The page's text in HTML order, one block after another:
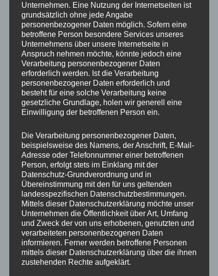
Lieferzeit:1 bis 3 Werktage
Beschreibung
Zusätzliche Informationen
Produktsicherheit
Rezensionen (0)
https://concaverwheels.com/upload/files/Festigkeitsgutacht
en-CVR4-2090-58188100d.pdf
Ähnliche Produkte
Unternehmen. Eine Nutzung der Internetseiten ist
grundsätzlich ohne jede Angabe
personenbezogener Daten möglich. Sofern eine
betroffene Person besondere Services unseres
Unternehmens über unsere Internetseite in
Anspruch nehmen möchte, könnte jedoch eine
Verarbeitung personenbezogener Daten
erforderlich werden. Ist die Verarbeitung
personenbezogener Daten erforderlich und
besteht für eine solche Verarbeitung keine
gesetzliche Grundlage, holen wir generell eine
Einwilligung der betroffenen Person ein.
Die Verarbeitung personenbezogener Daten,
beispielsweise des Namens, der Anschrift, E-Mail-
Adresse oder Telefonnummer einer betroffenen
Person, erfolgt stets im Einklang mit der
Datenschutz-Grundverordnung und in
Übereinstimmung mit den für uns geltenden
landesspezifischen Datenschutzbestimmungen.
Mittels dieser Datenschutzerklärung möchte unser
Unternehmen die Öffentlichkeit über Art, Umfang
und Zweck der von uns erhobenen, genutzten und
verarbeiteten personenbezogenen Daten
informieren. Ferner werden betroffene Personen
mittels dieser Datenschutzerklärung über die ihnen
zustehenden Rechte aufgeklärt.